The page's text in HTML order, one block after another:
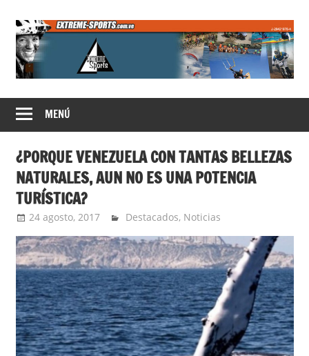
contenido
Extreme
Sports
MENÚ
¿PORQUE VENEZUELA CON TANTAS BELLEZAS
NATURALES, AUN NO ES UNA POTENCIA
TURÍSTICA?
24 agosto, 2017 admin
Destacados, Noticias